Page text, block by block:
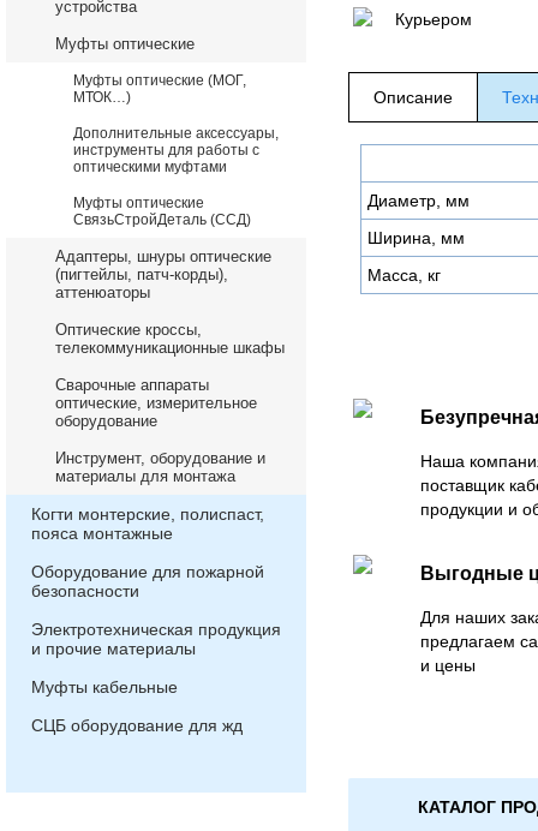
устройства
Муфты оптические
Муфты оптические (МОГ,
МТОК…)
Дополнительные аксессуары,
инструменты для работы с
оптическими муфтами
Муфты оптические
СвязьСтройДеталь (ССД)
Адаптеры, шнуры оптические
(пигтейлы, патч-корды),
аттенюаторы
Оптические кроссы,
телекоммуникационные шкафы
Сварочные аппараты
оптические, измерительное
оборудование
Инструмент, оборудование и
материалы для монтажа
Когти монтерские, полиспаст,
пояса монтажные
Оборудование для пожарной
безопасности
Электротехническая продукция
и прочие материалы
Муфты кабельные
СЦБ оборудование для жд
Курьером
Описание
Диаметр, мм
Ширина, мм
Масса, кг
Наша
поставщик
продукции и
Выгодные
Для наших
предлагаем
и цены
КАТАЛОГ